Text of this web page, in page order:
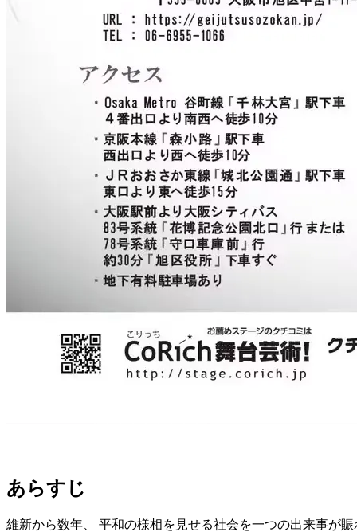
あらすじ
維新から数年、 平和の様相を見せる社会を一つの出来事が